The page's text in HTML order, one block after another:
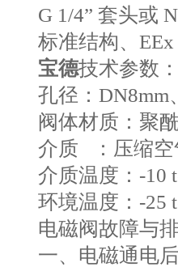
G 1/4” 套头或
标准结构、
宝德技术参数
孔径：DN8mm
阀体材质： 聚
介质 ：压缩空
介质温度：-10
环境温度：-25
电磁阀故障与
一、电磁通电